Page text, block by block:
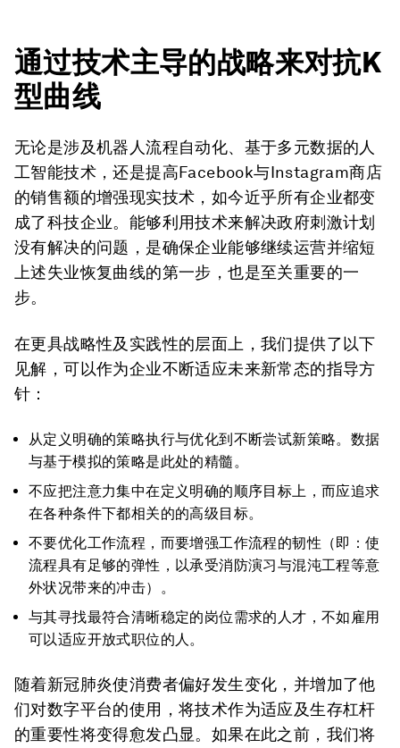
通过技术主导的战略来对抗K
型曲线
无论是涉及机器人流程自动化、基于多元数据的人
工智能技术，还是提高Facebook与Instagram商店
的销售额的增强现实技术，如今近乎所有企业都变
成了科技企业。能够利用技术来解决政府刺激计划
没有解决的问题，是确保企业能够继续运营并缩短
上述失业恢复曲线的第一步，也是至关重要的一
步。
在更具战略性及实践性的层面上，我们提供了以下
见解，可以作为企业不断适应未来新常态的指导方
针：
从定义明确的策略执行与优化到不断尝试新策略。数据
与基于模拟的策略是此处的精髓。
不应把注意力集中在定义明确的顺序目标上，而应追求
在各种条件下都相关的的高级目标。
不要优化工作流程，而要增强工作流程的韧性（即：使
流程具有足够的弹性，以承受消防演习与混沌工程等意
外状况带来的冲击）。
与其寻找最符合清晰稳定的岗位需求的人才，不如雇用
可以适应开放式职位的人。
随着新冠肺炎使消费者偏好发生变化，并增加了他
们对数字平台的使用，将技术作为适应及生存杠杆
的重要性将变得愈发凸显。如果在此之前，我们将